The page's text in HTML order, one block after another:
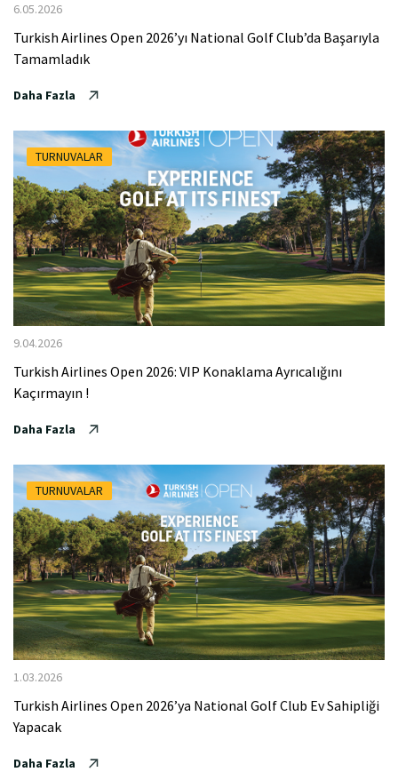
6.05.2026
Turkish Airlines Open 2026’yı National Golf Club’da Başarıyla
Tamamladık
Daha Fazla
TURNUVALAR
9.04.2026
Turkish Airlines Open 2026: VIP Konaklama Ayrıcalığını
Kaçırmayın !
Daha Fazla
TURNUVALAR
1.03.2026
Turkish Airlines Open 2026’ya National Golf Club Ev Sahipliği
Yapacak
Daha Fazla